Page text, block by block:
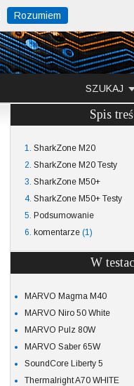
SZUKAJ
Spis
1. SharkZone M20
2. SharkZone M20 Testy
3. SharkZone M50+
4. SharkZone M50+ Testy
5. Podsumowanie
6. komentarze (1)
W
MARVO Magma M40
MARVO Niro 50 White
MARVO Pulz 80W
MARVO Saber 65W
SoundCore Liberty 5
Thermalright A70 WHITE
Rozumiem